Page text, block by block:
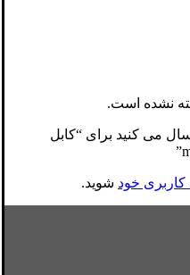
نشده است.
می کنید برای “کابل
خود شوید.